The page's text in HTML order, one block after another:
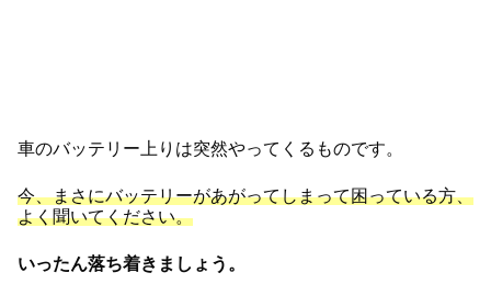
車のバッテリー上りは突然やってくるものです。
今、まさにバッテリーがあがってしまって困っている方、
よく聞いてください。
いったん落ち着きましょう。